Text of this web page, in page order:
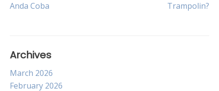
navigation
Anda Coba
Trampolin?
Archives
March 2026
February 2026